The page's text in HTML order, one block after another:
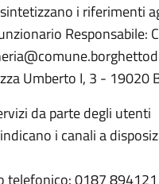
i riferimenti
Responsabile:
Umberto I, 3 - 19020
da parte degli utenti
i canali a
telefonico: 0187 894121